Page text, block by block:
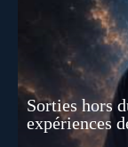
Sorties hors
expériences